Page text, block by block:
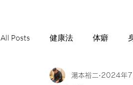
All Posts 健康法 体癖
サビアンシンボル 音楽
湯本裕二 2024年7